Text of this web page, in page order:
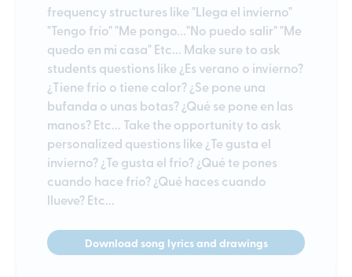
frequency structures like "Llega el invierno"
"Tengo frío" "Me pongo..."No puedo salir" "Me
quedo en mi casa" Etc... Make sure to ask
students questions like ¿Es verano o invierno?
¿Tiene frío o tiene calor? ¿Se pone una
bufanda o unas botas? ¿Qué se pone en las
manos? Etc... Take the opportunity to ask
personalized questions like ¿Te gusta el
invierno? ¿Te gusta el frío? ¿Qué te pones
cuando hace frío? ¿Qué haces cuando
llueve? Etc...
Download song lyrics and drawings